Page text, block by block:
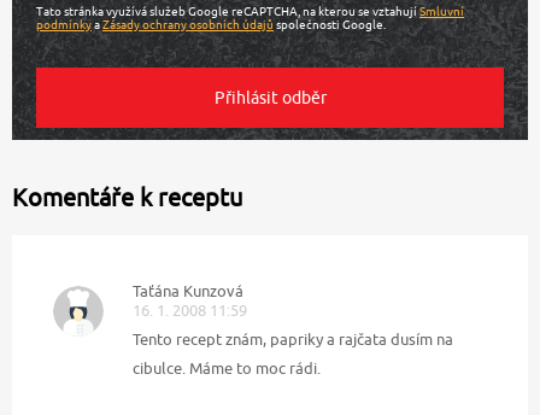
Tato stránka využívá služeb Google reCAPTCHA, na kterou se vztahujíSmluvní
podmínkyaZásady ochrany osobních údajů společnosti Google.
Komentáře k receptu
Taťána Kunzová
16. 1. 2008 11:59
Tento recept znám, papriky a rajčata dusím na
cibulce. Máme to moc rádi.